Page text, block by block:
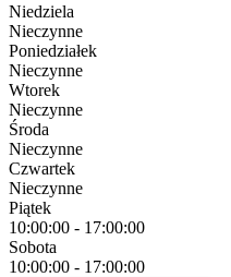
Niedziela
Nieczynne
Poniedziałek
Nieczynne
Wtorek
Nieczynne
Środa
Nieczynne
Czwartek
Nieczynne
Piątek
10:00:00 - 17:00:00
Sobota
10:00:00 - 17:00:00